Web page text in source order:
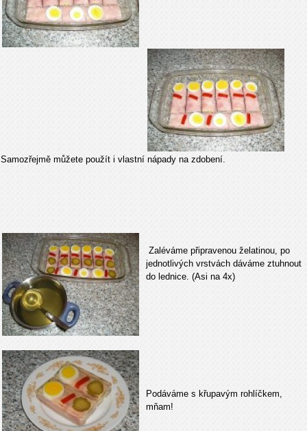
Samozřejmě můžete použít i vlastní nápady na zdobení.
Zaléváme připravenou želatinou, po
jednotlivých vrstvách dáváme ztuhnout
do lednice. (Asi na 4x)
Podáváme s křupavým rohlíčkem,
mňam!